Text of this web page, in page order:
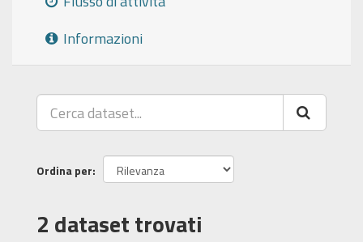
Informazioni
Ordina per
2 dataset trovati